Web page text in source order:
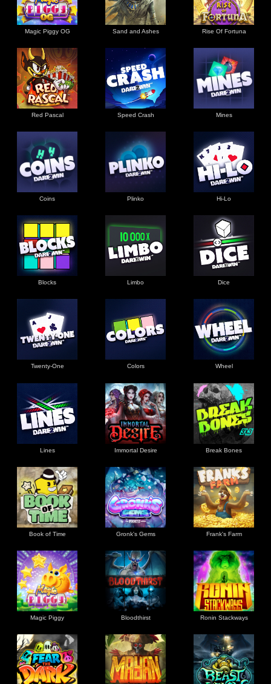
Magic Piggy OG Sand and Ashes Rise Of Fortuna
Red Pascal Speed Crash Mines
Coins Plinko Hi-Lo
Blocks Limbo Dice
Twenty-One Colors Wheel
Lines Immortal Desire Break Bones
Book of Time Gronk's Gems Frank's Farm
Magic Piggy Bloodthirst Ronin Stackways